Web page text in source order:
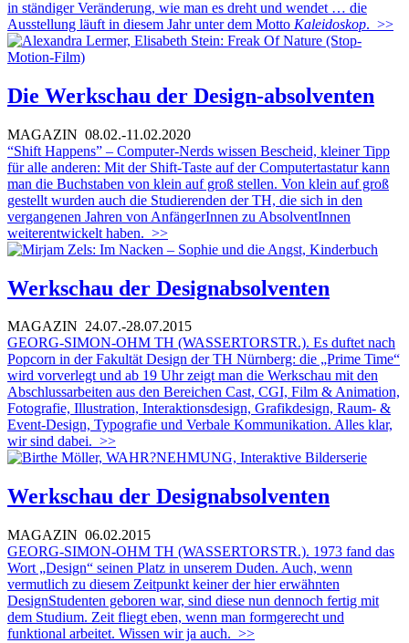
in ständiger Veränderung, wie man es dreht und wendet … die
Ausstellung läuft in diesem Jahr unter dem Motto Kaleidoskop. >>
Die Werkschau der Design-absolventen
MAGAZIN 08.02.-11.02.2020
“Shift Happens” – Computer-Nerds wissen Bescheid, kleiner Tipp
für alle anderen: Mit der Shift-Taste auf der Computertastatur kann
man die Buchstaben von klein auf groß stellen. Von klein auf groß
gestellt wurden auch die Studierenden der TH, die sich in den
vergangenen Jahren von AnfängerInnen zu AbsolventInnen
weiterentwickelt haben. >>
Werkschau der Designabsolventen
MAGAZIN 24.07.-28.07.2015
GEORG-SIMON-OHM TH (WASSERTORSTR.). Es duftet nach
Popcorn in der Fakultät Design der TH Nürnberg: die „Prime Time“
wird vorverlegt und ab 19 Uhr zeigt man die Werkschau mit den
Abschlussarbeiten aus den Bereichen Cast, CGI, Film & Animation,
Fotografie, Illustration, Interaktionsdesign, Grafikdesign, Raum- &
Event-Design, Typografie und Verbale Kommunikation. Alles klar,
wir sind dabei. >>
Werkschau der Designabsolventen
MAGAZIN 06.02.2015
GEORG-SIMON-OHM TH (WASSERTORSTR.). 1973 fand das
Wort „Design“ seinen Platz in unserem Duden. Auch, wenn
vermutlich zu diesem Zeitpunkt keiner der hier erwähnten
DesignStudenten geboren war, sind diese nun dennoch fertig mit
dem Studium. Zeit fliegt eben, wenn man formgerecht und
funktional arbeitet. Wissen wir ja auch. >>